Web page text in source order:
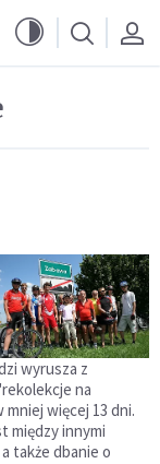
wyrusza z
na
mniej więcej 13 dni.
między innymi
także dbanie o